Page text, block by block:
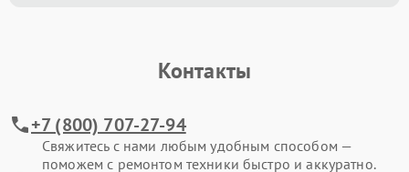
Контакты
+7 (800) 707-27-94
Свяжитесь с нами любым удобным способом —
поможем с ремонтом техники быстро и аккуратно.